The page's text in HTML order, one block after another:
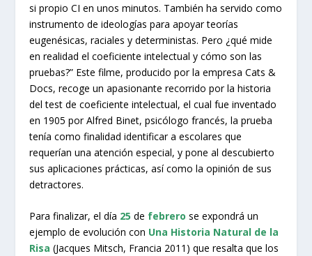
si propio CI en unos minutos. También ha servido como
instrumento de ideologías para apoyar teorías
eugenésicas, raciales y deterministas. Pero ¿qué mide
en realidad el coeficiente intelectual y cómo son las
pruebas?” Este filme, producido por la empresa Cats &
Docs, recoge un apasionante recorrido por la historia
del test de coeficiente intelectual, el cual fue inventado
en 1905 por Alfred Binet, psicólogo francés, la prueba
tenía como finalidad identificar a escolares que
requerían una atención especial, y pone al descubierto
sus aplicaciones prácticas, así como la opinión de sus
detractores.
Para finalizar, el día 25 de febrero se expondrá un
ejemplo de evolución con Una Historia Natural de la
Risa (Jacques Mitsch, Francia 2011) que resalta que los